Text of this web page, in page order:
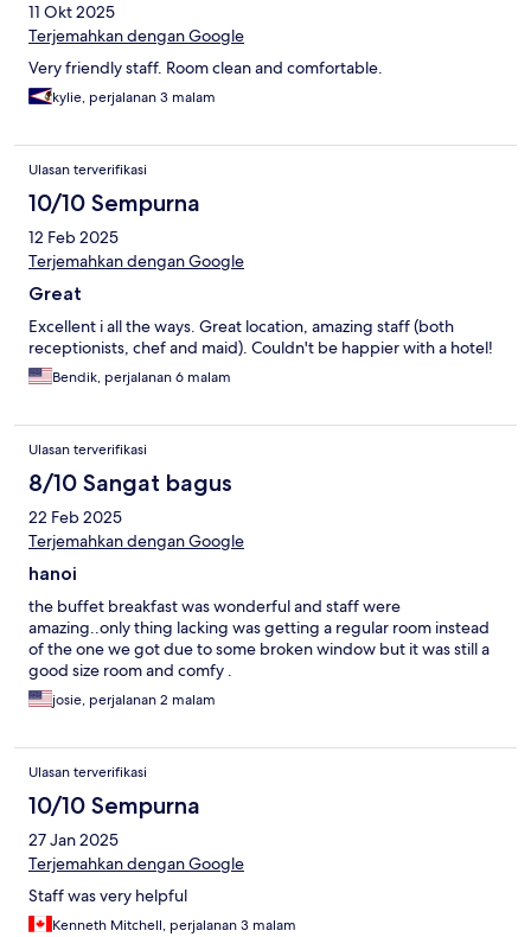
11 Okt 2025
Terjemahkan dengan Google
Very friendly staff. Room clean and comfortable.
kylie, perjalanan 3 malam
Ulasan terverifikasi
10/10 Sempurna
12 Feb 2025
Terjemahkan dengan Google
Great
Excellent i all the ways. Great location, amazing staff (both
receptionists, chef and maid). Couldn't be happier with a hotel!
Bendik, perjalanan 6 malam
Ulasan terverifikasi
8/10 Sangat bagus
22 Feb 2025
Terjemahkan dengan Google
hanoi
the buffet breakfast was wonderful and staff were
amazing..only thing lacking was getting a regular room instead
of the one we got due to some broken window but it was still a
good size room and comfy .
josie, perjalanan 2 malam
Ulasan terverifikasi
10/10 Sempurna
27 Jan 2025
Terjemahkan dengan Google
Staff was very helpful
Kenneth Mitchell, perjalanan 3 malam